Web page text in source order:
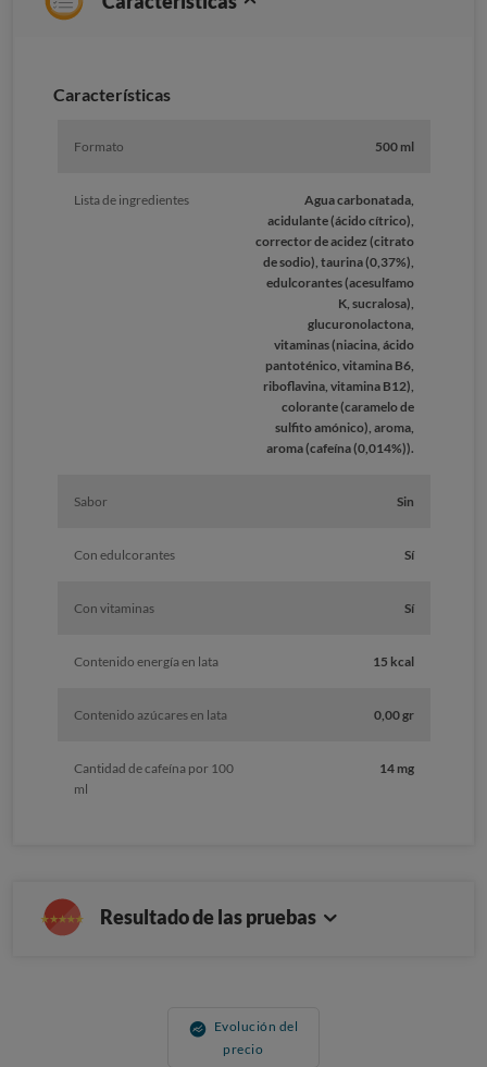
Caracterí­sticas
Formato 500 ml
Lista de ingredientes
Agua carbonatada,
acidulante (ácido cítrico),
corrector de acidez (citrato
de sodio), taurina (0,37%),
edulcorantes (acesulfamo
K, sucralosa),
glucuronolactona,
vitaminas (niacina, ácido
pantoténico, vitamina B6,
riboflavina, vitamina B12),
colorante (caramelo de
sulfito amónico), aroma,
aroma (cafeína (0,014%)).
Sabor Sin
Con edulcorantes Sí
Con vitaminas Sí
Contenido energía en lata 15 kcal
Contenido azúcares en lata 0,00 gr
Cantidad de cafeína por 100
ml
14 mg
Resultado de las pruebas
Evolución del
precio